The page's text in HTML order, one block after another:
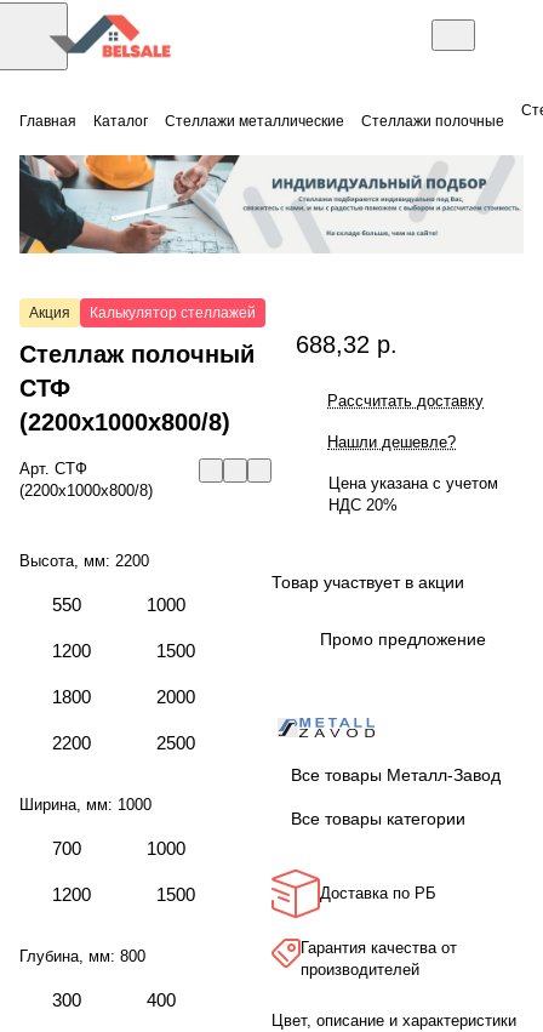
Главная Каталог Стеллажи металлические Стеллажи полочные
Акция Калькулятор стеллажей
Стеллаж полочный
СТФ
(2200x1000x800/8)
Арт. СТФ
(2200x1000x800/8)
Высота, мм: 2200
550 1000
1200 1500
1800 2000
2200 2500
Ширина, мм: 1000
700 1000
1200 1500
Глубина, мм: 800
300 400
688,32 р.
Рассчитать доставку
Нашли дешевле?
Цена указана с учетом
НДС 20%
Товар участвует в акции
Промо предложение
Все товары Металл-Завод
Все товары категории
Доставка по РБ
Гарантия качества от
производителей
Цвет, описание и характеристики